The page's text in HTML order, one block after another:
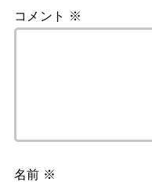
コメント ※
名前 ※